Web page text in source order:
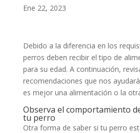
Ene 22, 2023
Debido a la diferencia en los
perros deben recibir el tipo de
para su edad. A continuación,
recomendaciones que nos
es mejor una alimentación o la
Observa el comportamiento
tu perro
Otra forma de saber si tu perro